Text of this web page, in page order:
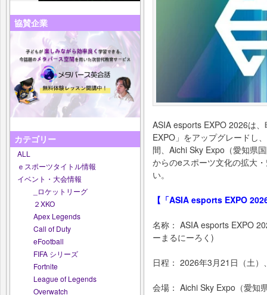
協賛企業
カテゴリー
ALL
ｅスポーツタイトル情報
イベント・大会情報
_ロケットリーグ
２XKO
Apex Legends
Call of Duty
eFootball
FIFA シリーズ
Fortnite
League of Legends
Overwatch
ASIA esports EXPO 2026は
EXPO」をアップグレードし
間、Aichi Sky Expo（愛知県
からのeスポーツ文化の拡大
い。
【「ASIA esports EXPO
名称： ASIA esports
ーまるにーろく)
日程： 2026年3月21日（土）
会場： Aichi Sky Expo（愛知